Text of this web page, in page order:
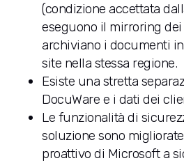
(condizione accettata
eseguono il mirroring
archiviano i documenti
site nella stessa regione.
Esiste una stretta
DocuWare e i dati dei
Le funzionalità di
soluzione sono
proattivo di Microsoft a